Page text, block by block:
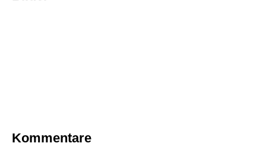
Kommentare